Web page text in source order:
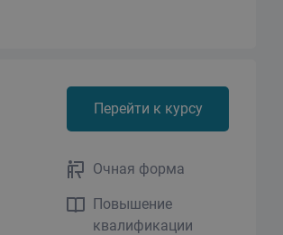
Перейти к курсу
Очная форма
Повышение
квалификации